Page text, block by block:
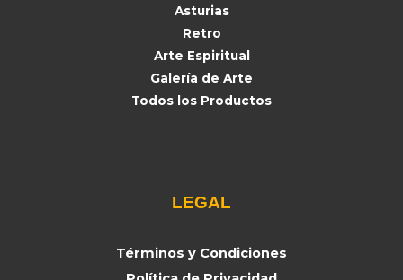
Asturias
Retro
Arte Espiritual
Galería de Arte
Todos los Productos
LEGAL
Términos y Condiciones